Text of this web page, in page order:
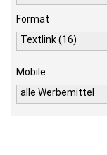
Format
Textlink (16)
Mobile
alle Werbemittel